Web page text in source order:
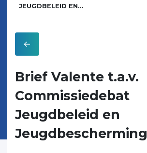
JEUGDBELEID EN...
Brief Valente t.a.v.
Commissiedebat
Jeugdbeleid en
Jeugdbescherming